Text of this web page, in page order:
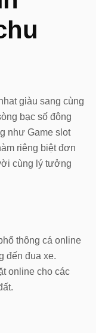
giàu sang cùng
bạc số đông
như Game slot
riêng biệt đơn
cùng lý tưởng
thông cá online
đến đua xe.
online cho các